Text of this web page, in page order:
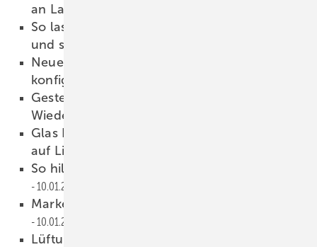
an Lauritzen
So lassen sich Fenster und Türen einfach
und sicher abdichten
Neue Oberlichter jetzt millimetergenau
konfigurierbar
Gestern Müll, heute wertvoller Rohstoff –
Wiederverwendung von Glas
Glas Kühnel: Darum setzt der ISO-Hersteller
auf Lisec
So hilft Glas, Vogelschlag zu vermeiden
10.01.2023
Marken-Logo: Aus GLASWELT wird GW
10.01.2023
Lüftungsexperte WindowMaster rechnet mit